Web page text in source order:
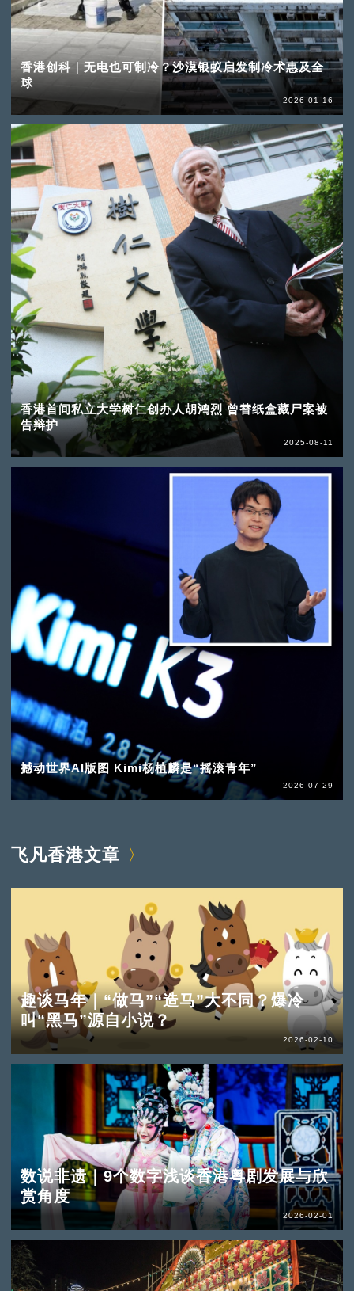
香港创科｜无电也可制冷？沙漠银蚁启发制冷术惠及全
球
2026-01-16
香港首间私立大学树仁创办人胡鸿烈 曾替纸盒藏尸案被
告辩护
2025-08-11
撼动世界AI版图 Kimi杨植麟是“摇滚青年”
2026-07-29
飞凡香港文章
趣谈马年｜“做马”“造马”大不同？爆冷
叫“黑马”源自小说？
2026-02-10
数说非遗｜9个数字浅谈香港粤剧发展与欣
赏角度
2026-02-01